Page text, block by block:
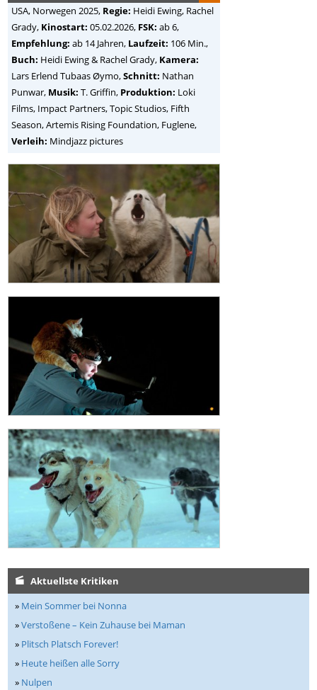
USA, Norwegen 2025, Regie: Heidi Ewing, Rachel
Grady, Kinostart: 05.02.2026, FSK: ab 6,
Empfehlung: ab 14 Jahren, Laufzeit: 106 Min.,
Buch: Heidi Ewing & Rachel Grady, Kamera:
Lars Erlend Tubaas Øymo,Schnitt: Nathan
Punwar, Musik: T. Griffin, Produktion: Loki
Films, Impact Partners, Topic Studios, Fifth
Season, Artemis Rising Foundation, Fuglene,
Verleih: Mindjazz pictures
Aktuellste Kritiken
» Mein Sommer bei Nonna
»Verstoßene – Kein Zuhause bei Maman
» Plitsch Platsch Forever!
» Heute heißen alle Sorry
» Nulpen